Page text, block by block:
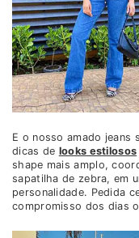
E o nosso amado jeans
dicas de looks estilosos
shape mais amplo,
sapatilha de zebra, em
personalidade. Pedida
compromisso dos dias